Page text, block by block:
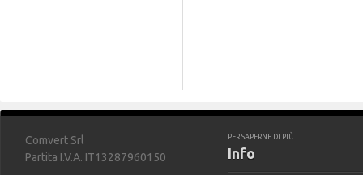
Comvert Srl
Partita I.V.A. IT13287960150
PER SAPERNE DI PIÙ
Info